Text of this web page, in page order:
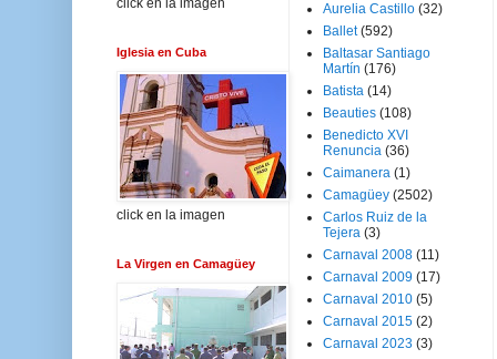
click en la imagen
Iglesia en Cuba
click en la imagen
La Virgen en Camagüey
Aurelia Castillo (32)
Ballet (592)
Baltasar Santiago
Martín (176)
Batista (14)
Beauties (108)
Benedicto XVI
Renuncia (36)
Caimanera (1)
Camagüey (2502)
Carlos Ruiz de la
Tejera (3)
Carnaval 2008 (11)
Carnaval 2009 (17)
Carnaval 2010 (5)
Carnaval 2015 (2)
Carnaval 2023 (3)